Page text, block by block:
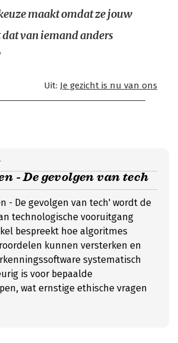
maakt omdat ze jouw
van iemand anders
Uit: Je gezicht is nu van ons
- De gevolgen van tech
- De gevolgen van tech' wordt de
technologische vooruitgang
bespreekt hoe algoritmes
kunnen versterken en
systematisch
is voor bepaalde
wat ernstige ethische vragen